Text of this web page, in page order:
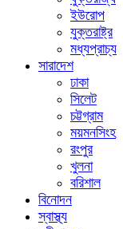
ইউরোপ
যুক্তরাষ্ট্র
মধ্যপ্রাচ্য
সারাদেশ
ঢাকা
সিলেট
চট্টগ্রাম
ময়মনসিংহ
রংপুর
খুলনা
বরিশাল
বিনোদন
স্বাস্থ্য